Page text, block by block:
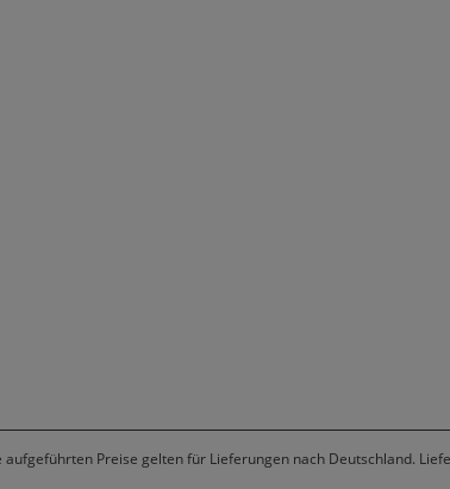
Preise gelten für Lieferungen nach Deutschland.